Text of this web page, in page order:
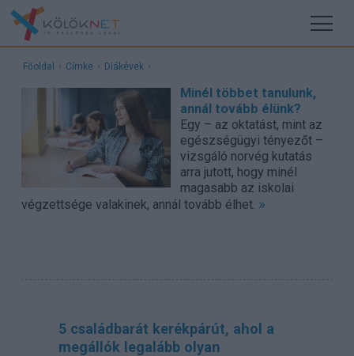
Főoldal › Címke › Diákévek ›
Minél többet tanulunk,
annál tovább élünk?
Egy – az oktatást, mint az
egészségügyi tényezőt –
vizsgáló norvég kutatás
arra jutott, hogy minél
magasabb az iskolai
végzettsége valakinek, annál tovább élhet. »
5 családbarát kerékpárút, ahol a
megállók legalább olyan